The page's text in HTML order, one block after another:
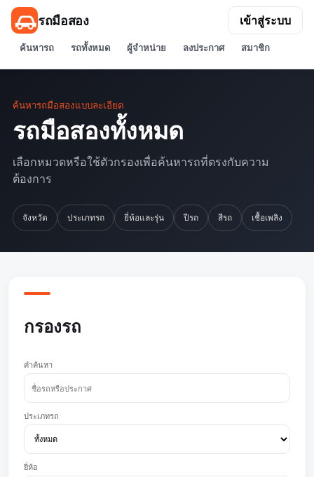
รถมือสอง
ค้นหารถ รถทั้งหมด ผู้จำหน่าย ลงประกาศ สมาชิก
เข้าสู่ระบบ
ค้นหารถมือสองแบบละเอียด
รถมือสองทั้งหมด
เลือกหมวดหรือใช้ตัวกรองเพื่อค้นหารถที่ตรงกับความ
ต้องการ
จังหวัด ประเภทรถ ยี่ห้อและรุ่น ปีรถ สีรถ เชื้อเพลิง
กรองรถ
คำค้นหา
ประเภทรถ
ยี่ห้อ